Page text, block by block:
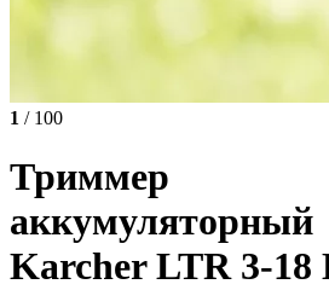
1 / 100
Триммер
аккумуляторный
Karcher LTR 3-18